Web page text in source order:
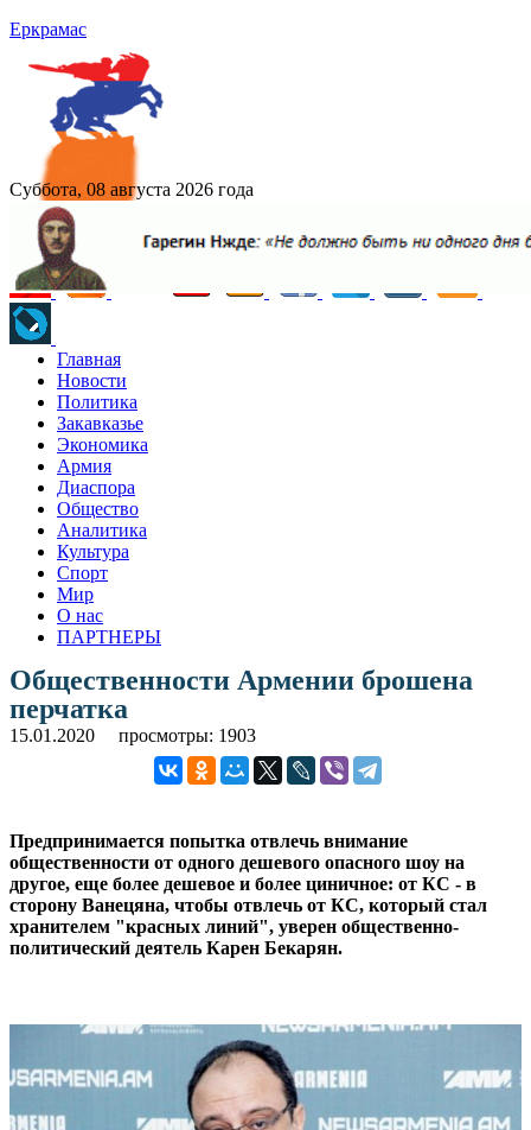
Еркрамас
Суббота, 08 августа 2026 года
Главная
Новости
Политика
Закавказье
Экономика
Армия
Диаспора
Общество
Аналитика
Культура
Спорт
Мир
О нас
ПАРТНЕРЫ
Общественности Армении брошена
перчатка
15.01.2020 просмотры: 1903
Предпринимается попытка отвлечь внимание
общественности от одного дешевого опасного шоу на
другое, еще более дешевое и более циничное: от КС - в
сторону Ванецяна, чтобы отвлечь от КС, который стал
хранителем "красных линий", уверен общественно-
политический деятель Карен Бекарян.